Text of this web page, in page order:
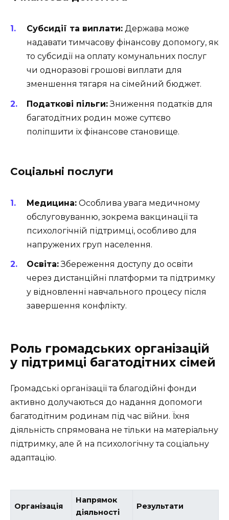
Субсидії та виплати: Держава може
надавати тимчасову фінансову допомогу, як
то субсидії на оплату комунальних послуг
чи одноразові грошові виплати для
зменшення тягаря на сімейний бюджет.
Податкові пільги:Зниження податків для
багатодітних родин може суттєво
поліпшити їх фінансове становище.
Соціальні послуги
Медицина: Особлива увага медичному
обслуговуванню, зокрема вакцинації та
психологічній підтримці, особливо для
напружених груп населення.
Освіта:Збереження доступу до освіти
через дистанційні платформи та підтримку
у відновленні навчального процесу після
завершення конфлікту.
Роль громадських організацій
у підтримці багатодітних сімей
Громадські організації та благодійні фонди
активно долучаються до надання допомоги
багатодітним родинам під час війни. Їхня
діяльність спрямована не тільки на матеріальну
підтримку, але й на психологічну та соціальну
адаптацію.
Організація
Напрямок
діяльності
Результати